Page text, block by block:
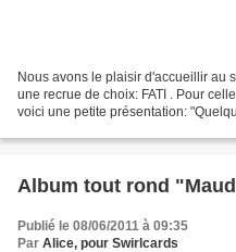
Nous avons le plaisir d'accueillir au
une recrue de choix: FATI . Pour
voici une petite présentation:
Album tout rond
Publié le 08/06/2011 à 09:35
Par Alice, pour Swirlcards